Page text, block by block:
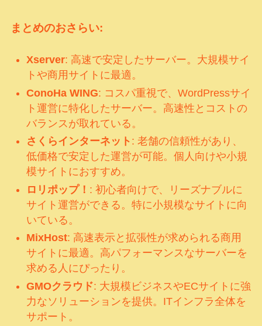
まとめのおさらい:
Xserver: 高速で安定したサーバー。大規模サイ
トや商用サイトに最適。
ConoHa WING: コスパ重視で、WordPressサイ
ト運営に特化したサーバー。高速性とコストの
バランスが取れている。
さくらインターネット : 老舗の信頼性があり、
低価格で安定した運営が可能。個人向けや小規
模サイトにおすすめ。
ロリポップ！ : 初心者向けで、リーズナブルに
サイト運営ができる。特に小規模なサイトに向
いている。
MixHost: 高速表示と拡張性が求められる商用
サイトに最適。高パフォーマンスなサーバーを
求める人にぴったり。
GMOクラウド: 大規模ビジネスやECサイトに強
力なソリューションを提供。ITインフラ全体を
サポート。